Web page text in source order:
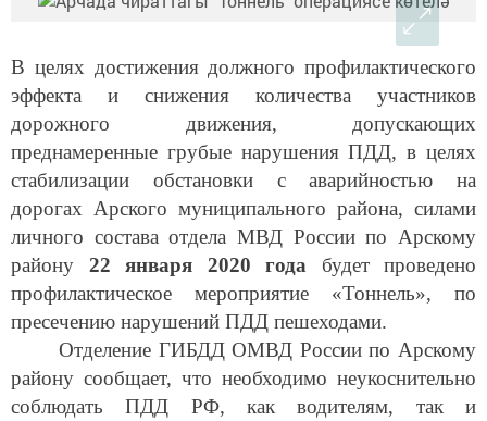
В целях достижения должного профилактического
эффекта и снижения количества участников
дорожного движения, допускающих
преднамеренные грубые нарушения ПДД, в целях
стабилизации обстановки с аварийностью на
дорогах Арского муниципального района, силами
личного состава отдела МВД России по Арскому
району 22 января 2020 года будет проведено
профилактическое мероприятие «Тоннель», по
пресечению нарушений ПДД пешеходами.
Отделение ГИБДД ОМВД России по Арскому
району сообщает, что необходимо неукоснительно
соблюдать ПДД РФ, как водителям, так и